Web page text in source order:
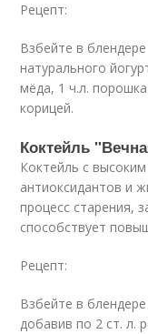
Рецепт:
Взбейте в
натурального
мёда, 1 ч.л.
корицей.
Коктейль
Коктейль с
антиоксидантов и
процесс старения,
способствует
Рецепт:
Взбейте в
добавив по 2 ст. л.